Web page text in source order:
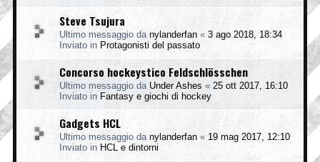
Steve Tsujura
Ultimo messaggio da nylanderfan « 3 ago 2018, 18:34
Inviato in Protagonisti del passato
Concorso hockeystico Feldschlösschen
Ultimo messaggio da Under Ashes « 25 ott 2017, 16:10
Inviato in Fantasy e giochi di hockey
Gadgets HCL
Ultimo messaggio da nylanderfan « 19 mag 2017, 12:10
Inviato in HCL e dintorni